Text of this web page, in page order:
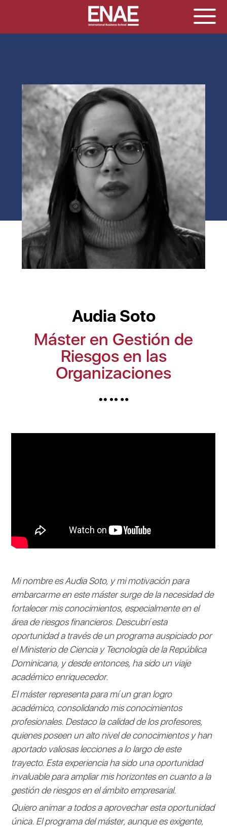
Audia Soto
Máster en Gestión de
Riesgos en las
Organizaciones
Mi nombre es Audia Soto, y mi motivación para
embarcarme en este máster surge de la necesidad de
fortalecer mis conocimientos, especialmente en el
área de riesgos financieros. Descubrí esta
oportunidad a través de un programa auspiciado por
el Ministerio de Ciencia y Tecnología de la República
Dominicana, y desde entonces, ha sido un viaje
académico enriquecedor.
El máster representa para mí un gran logro
académico, consolidando mis conocimientos
profesionales. Destaco la calidad de los profesores,
quienes poseen un alto nivel de conocimientos y han
aportado valiosas lecciones a lo largo de este
trayecto. Esta experiencia ha sido una oportunidad
invaluable para ampliar mis horizontes en cuanto a la
gestión de riesgos en el ámbito empresarial.
Quiero animar a todos a aprovechar esta oportunidad
única. El programa del máster, aunque es exigente,